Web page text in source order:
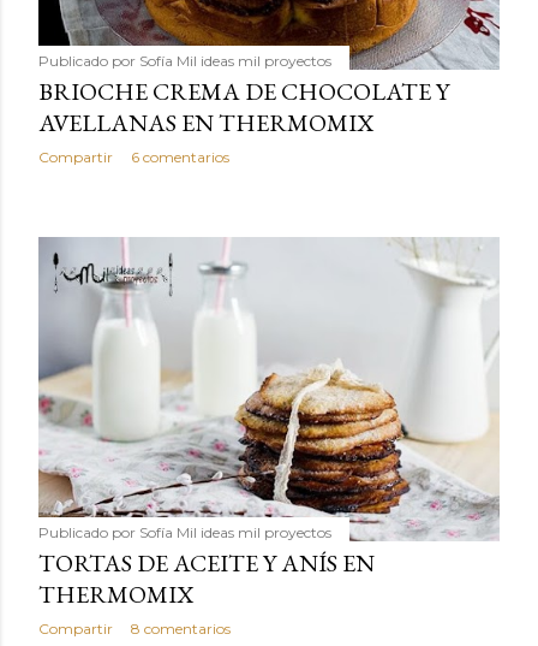
Publicado por Sofía Mil ideas mil proyectos
BRIOCHE CREMA DE CHOCOLATE Y
AVELLANAS EN THERMOMIX
Compartir 6 comentarios
Publicado por Sofía Mil ideas mil proyectos
TORTAS DE ACEITE Y ANÍS EN
THERMOMIX
Compartir 8 comentarios